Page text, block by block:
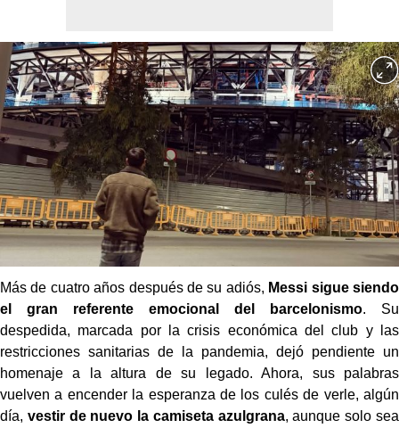
Más de cuatro años después de su adiós, Messi sigue siendo
el gran referente emocional del barcelonismo. Su
despedida, marcada por la crisis económica del club y las
restricciones sanitarias de la pandemia, dejó pendiente un
homenaje a la altura de su legado. Ahora, sus palabras
vuelven a encender la esperanza de los culés de verle, algún
día, vestir de nuevo la camiseta azulgrana, aunque solo sea